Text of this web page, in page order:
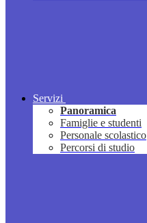
Servizi
Panoramica
Famiglie e studenti
Personale scolastico
Percorsi di studio